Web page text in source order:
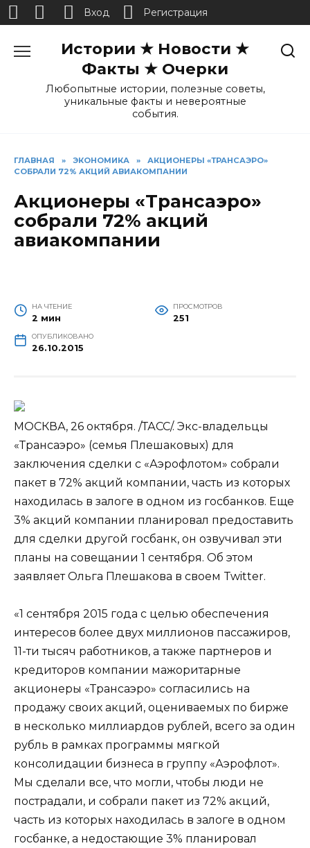
Истории ★ Новости ★
Факты ★ Очерки
Любопытные истории, полезные советы,
уникальные факты и невероятные
события.
ГЛАВНАЯ » ЭКОНОМИКА »
АКЦИОНЕРЫ «ТРАНСАЭРО»
СОБРАЛИ 72% АКЦИЙ АВИАКОМПАНИИ
Акционеры «Трансаэро»
собрали 72% акций
авиакомпании
НА ЧТЕНИЕ
2 мин
ПРОСМОТРОВ
251
ОПУБЛИКОВАНО
26.10.2015
МОСКВА, 26 октября. /ТАСС/. Экс-владельцы
«Трансаэро» (семья Плешаковых) для
заключения сделки с «Аэрофлотом» собрали
пакет в 72% акций компании, часть из которых
находилась в залоге в одном из госбанков. Еще
3% акций компании планировал предоставить
для сделки другой госбанк, он озвучивал эти
планы на совещании 1 сентября. Об этом
заявляет Ольга Плешакова в своем Twitter.
«1 сентября 2015 года с целью обеспечения
интересов более двух миллионов пассажиров,
11-ти тысяч работников, а также партнеров и
кредиторов компании мажоритарные
акционеры «Трансаэро» согласились на
продажу своих акций, оцениваемых по бирже
в несколько миллиардов рублей, всего за один
рубль в рамках программы мягкой
консолидации бизнеса в группу «Аэрофлот».
Мы сделали все, что могли, чтобы люди не
пострадали, и собрали пакет из 72% акций,
часть из которых находилась в залоге в одном
госбанке, а недостающие 3% планировал
Вход Регистрация